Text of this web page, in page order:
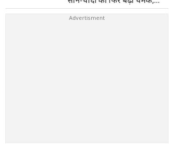
जानिए आज ..